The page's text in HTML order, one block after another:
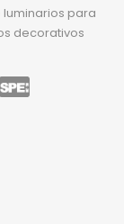
luminarios para
decorativos